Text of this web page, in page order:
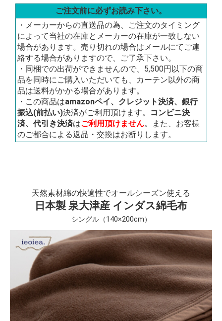
ご注文前に必ずお読み下さい。
・メーカーからの直送品の為、ご注文のタイミング
によって当社の在庫とメーカーの在庫が一致しない
場合があります。売り切れの場合はメールにてご連
絡する場合がありますので、ご了承下さい。
・同梱での出荷ができませんので、5,500円以下の商
品を同時にご購入いただいても、カーテン以外の商
品は送料がかかる場合があります。
・この商品はamazonペイ、クレジット決済、銀行
振込(前払い)決済がご利用頂けます。 コンビニ決
済、代引き決済はご利用頂けません。また、お客様
のご都合による返品・交換はお断りします。
天然素材綿の快適性でオールシーズン使える
日本製 泉大津産 インダス綿毛布
シングル（140×200cm）